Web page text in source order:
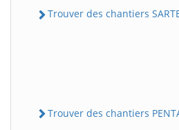
Trouver des chantiers
Trouver des chantiers